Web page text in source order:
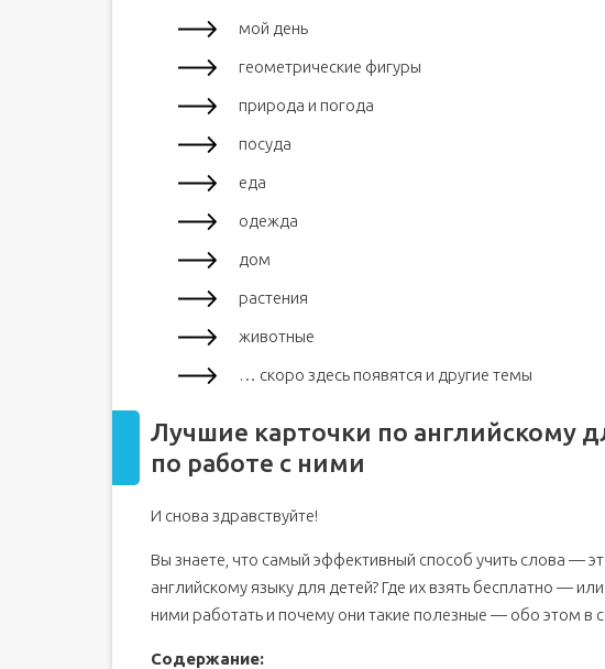
мой день
геометрические фигуры
природа и погода
посуда
еда
одежда
дом
растения
животные
… скоро здесь появятся и другие темы
Лучшие карточки по английскому
по работе с ними
И снова здравствуйте!
Вы знаете, что самый эффективный способ учить слова —
английскому языку для детей? Где их взять бесплатно —
ними работать и почему они такие полезные — обо этом в
Содержание: